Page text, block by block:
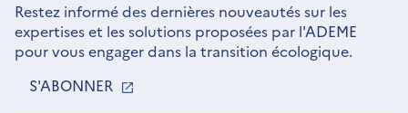
Restez informé des dernières nouveautés sur les
expertises et les solutions proposées par l'ADEME
pour vous engager dans la transition écologique.
S'ABONNER